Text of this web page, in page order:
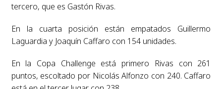
tercero, que es Gastón Rivas.
En la cuarta posición están empatados Guillermo
Laguardia y Joaquín Caffaro con 154 unidades.
En la Copa Challenge está primero Rivas con 261
puntos, escoltado por Nicolás Alfonzo con 240. Caffaro